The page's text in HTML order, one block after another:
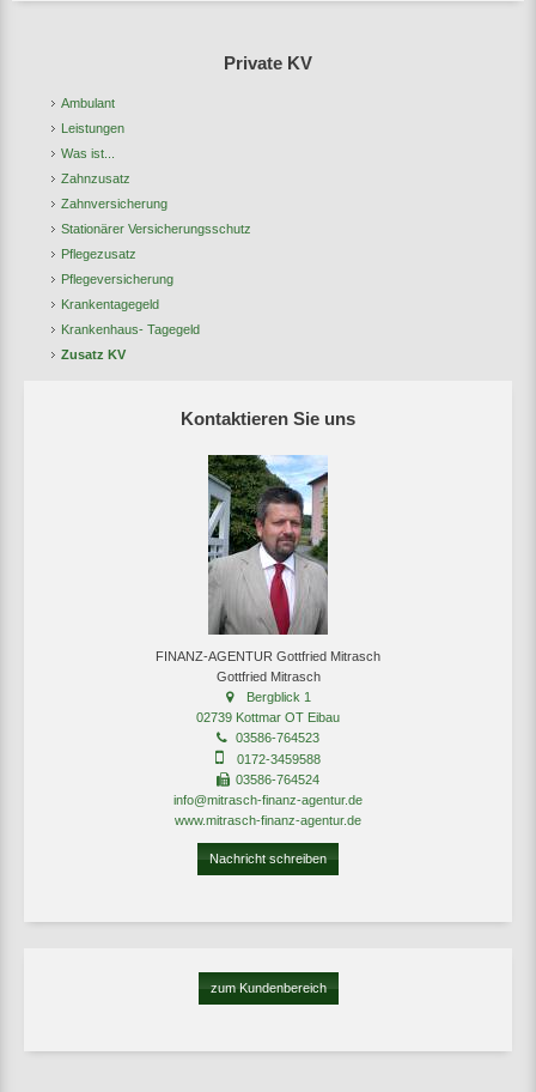
Private KV
Ambulant
Leistungen
Was ist...
Zahnzusatz
Zahnversicherung
Stationärer Versicherungsschutz
Pflegezusatz
Pflegeversicherung
Krankentagegeld
Krankenhaus- Tagegeld
Zusatz KV
Kontaktieren Sie uns
FINANZ-AGENTUR Gottfried Mitrasch
Gottfried Mitrasch
Bergblick 1
02739 Kottmar OT Eibau
03586-764523
0172-3459588
03586-764524
info@mitrasch-finanz-agentur.de
www.mitrasch-finanz-agentur.de
Nachricht schreiben
zum Kundenbereich